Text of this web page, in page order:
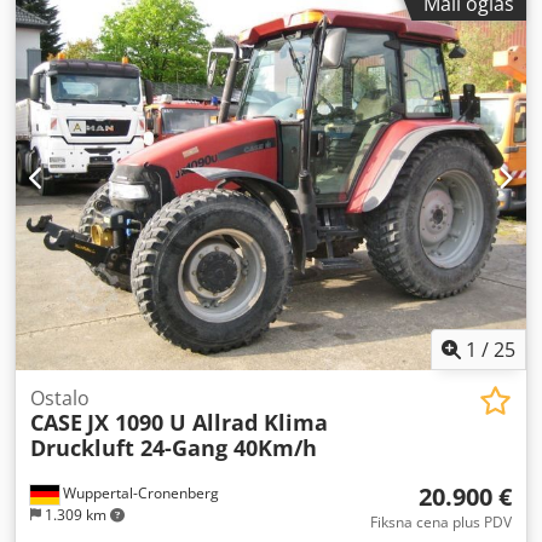
pogona: Diesel Motor , radna širina:1.950 mm, Ostalo
Kategorija brzine: 25 Cedpfx Aswlxgajnteha Tehničko
stanje: normalno Stanje baterije: normalno
1 /25
Wuppertal-Cronenberg
1.309 km
Ostalo
CASE JX 1090 U Allrad Klima
Druckluft 24-Gang 40Km/h
20.900 €
Fiksna cena plus PDV